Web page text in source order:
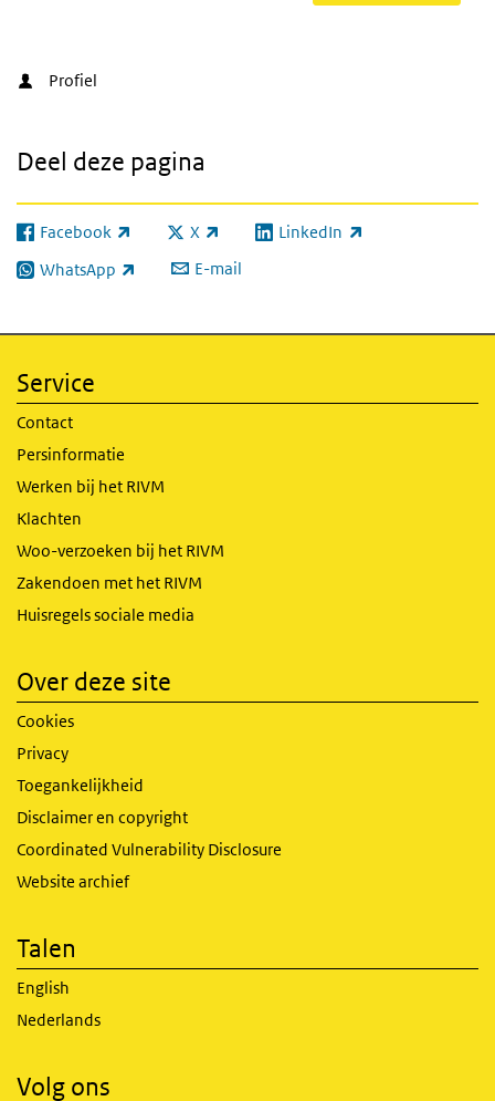
Profiel
Deel deze pagina
Facebook
(externe link) X
(externe link) LinkedIn
(externe link)
WhatsApp
(externe link) E-mail
Service
Contact
Persinformatie
Werken bij het RIVM
Klachten
Woo-verzoeken bij het RIVM
Zakendoen met het RIVM
Huisregels sociale media
Over deze site
Cookies
Privacy
Toegankelijkheid
Disclaimer en copyright
Coordinated Vulnerability Disclosure
Website archief
Talen
English
Nederlands
Volg ons